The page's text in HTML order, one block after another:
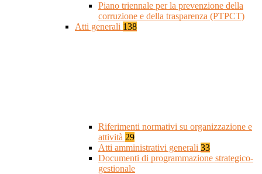
Piano triennale per la prevenzione della
corruzione e della trasparenza (PTPCT)
Atti generali 138
Riferimenti normativi su organizzazione e
attività 29
Atti amministrativi generali 33
Documenti di programmazione strategico-
gestionale